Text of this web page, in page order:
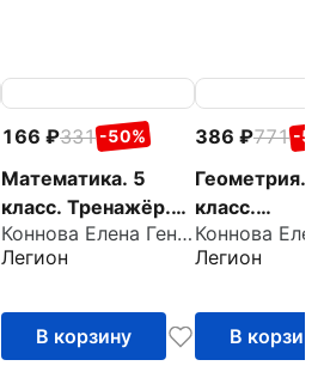
166 331 -50%
Математика. 5
класс. Тренажёр.
Все темы курса
Коннова Елена Генриевна
Легион
В корзину
386 771 -
Геометрия. 9
класс.
тетрадь
Легион
В корзину